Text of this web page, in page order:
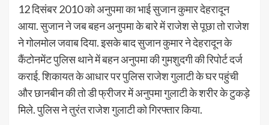
12 दिसंबर 2010 को अनुपमा का भाई सुजान कुमार देहरादून
आया. सुजान ने जब बहन अनुपमा के बारे में राजेश से पूछा तो राजेश
ने गोलमोल जवाब दिया. इसके बाद सुजान कुमार ने देहरादून के
कैंटोनमेंट पुलिस थाने में बहन अनुपमा की गुमशुदगी की रिपोर्ट दर्ज
कराई. शिकायत के आधार पर पुलिस राजेश गुलाटी के घर पहुंची
और छानबीन की तो डी फ्रीजर में अनुपमा गुलाटी के शरीर के टुकड़े
मिले. पुलिस ने तुरंत राजेश गुलाटी को गिरफ्तार किया.